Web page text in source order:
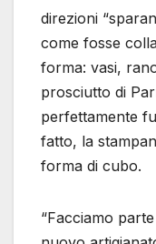
direzioni
come fosse
forma: vasi,
prosciutto di
perfettamente
fatto, la
forma di cubo.
“Facciamo